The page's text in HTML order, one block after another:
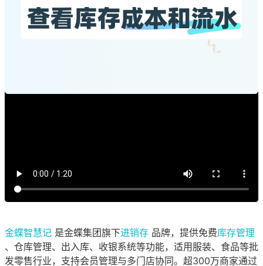
金蝶智慧记 是金蝶集团旗下进销存 品牌，提供免费库存管理
、仓库管理、出入库、收银系统等功能，适用服装、食品等批
发零售行业，支持会员管理与多门店协同。超300万商家通过